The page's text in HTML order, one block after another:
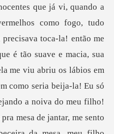
é tão suave e macia, sua
me viu abriu os lábios em
como seria beija-la! Eu só
a noiva do me